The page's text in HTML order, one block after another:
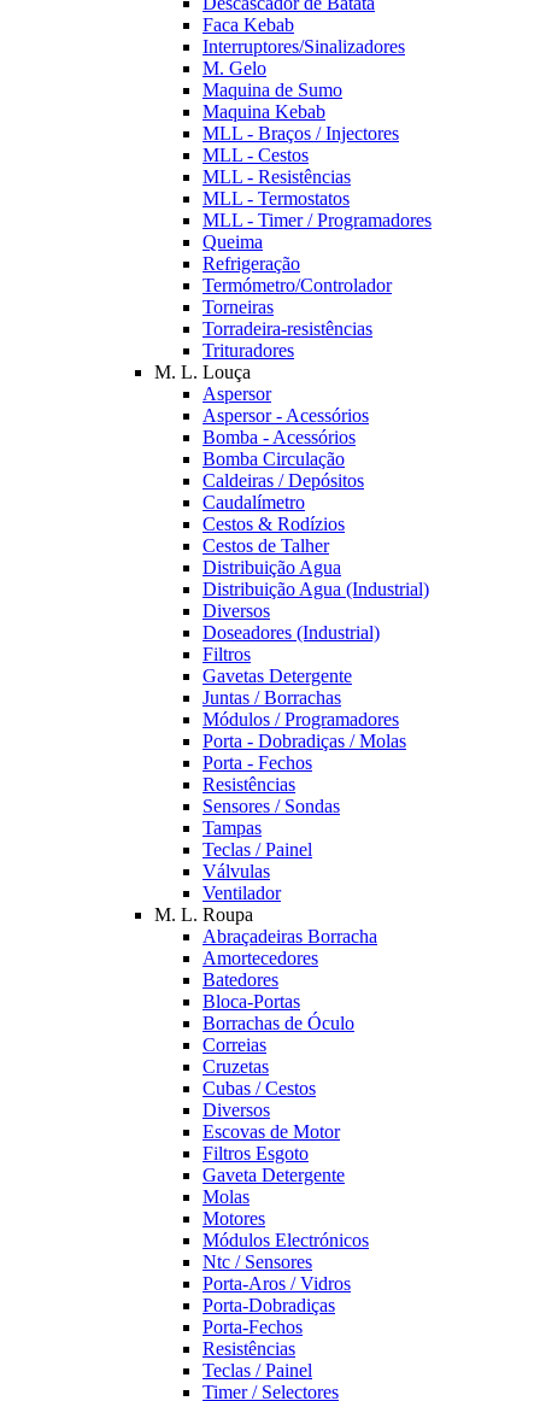
Faca Kebab
Interruptores/Sinalizadores
M. Gelo
Maquina de Sumo
Maquina Kebab
MLL - Braços / Injectores
MLL - Cestos
MLL - Resistências
MLL - Termostatos
MLL - Timer / Programadores
Queima
Refrigeração
Termómetro/Controlador
Torneiras
Torradeira-resistências
Trituradores
M. L. Louça
Aspersor
Aspersor - Acessórios
Bomba - Acessórios
Bomba Circulação
Caldeiras / Depósitos
Caudalímetro
Cestos & Rodízios
Cestos de Talher
Distribuição Agua
Distribuição Agua (Industrial)
Diversos
Doseadores (Industrial)
Filtros
Gavetas Detergente
Juntas / Borrachas
Módulos / Programadores
Porta - Dobradiças / Molas
Porta - Fechos
Resistências
Sensores / Sondas
Tampas
Teclas / Painel
Válvulas
Ventilador
M. L. Roupa
Abraçadeiras Borracha
Amortecedores
Batedores
Bloca-Portas
Borrachas de Óculo
Correias
Cruzetas
Cubas / Cestos
Diversos
Escovas de Motor
Filtros Esgoto
Gaveta Detergente
Molas
Motores
Módulos Electrónicos
Ntc / Sensores
Porta-Aros / Vidros
Porta-Dobradiças
Porta-Fechos
Resistências
Teclas / Painel
Timer / Selectores